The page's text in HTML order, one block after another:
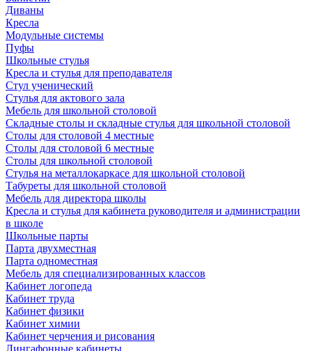
Диваны
Кресла
Модульные системы
Пуфы
Школьные стулья
Кресла и стулья для преподавателя
Стул ученический
Стулья для актового зала
Мебель для школьной столовой
Складные столы и складные стулья для школьной столовой
Столы для столовой 4 местные
Столы для столовой 6 местные
Столы для школьной столовой
Стулья на металлокаркасе для школьной столовой
Табуреты для школьной столовой
Мебель для директора школы
Кресла и стулья для кабинета руководителя и администрации
в школе
Школьные парты
Парта двухместная
Парта одноместная
Мебель для специализированных классов
Кабинет логопеда
Кабинет труда
Кабинет физики
Кабинет химии
Кабинет черчения и рисования
Лингафонные кабинеты